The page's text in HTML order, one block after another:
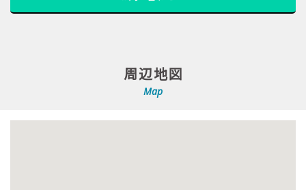
周辺地図
Map